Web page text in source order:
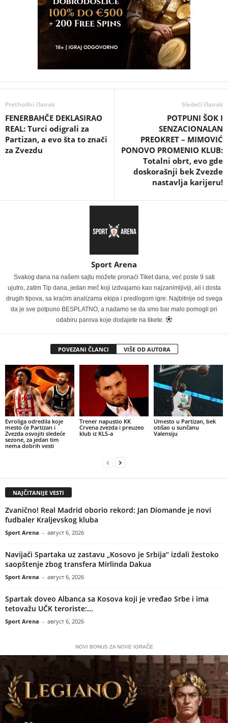
Prethodni članak
FENERBAHČE DEKLASIRAO
REAL: Turci odigrali za
Partizan, a evo šta to znači
za Zvezdu
Sledeći članak
POTPUNI ŠOK I
SENZACIONALAN
PREOKRET – MIMOVIĆ
PONOVO PROMENIO KLUB:
Totalni obrt, evo gde
doskorašnji bek Zvezde
nastavlja karijeru!
Sport Arena
Svakog dana na našem sajtu možete pronaći Tiket dana, već posle 9 sati
ujutro, zatim Tip dana, jedan meč koji izdvajamo kao najzanimljiviji, ali i dosta
drugih tipova, sa kraćim analizama ekipa i predlogom igre. Najbitnije od svega
da je sve potpuno BESPLATNO, a nadamo se da smo bar malo pomogli pri
odabiru parova koje dodajete na tikete.
POVEZANI ČLANCI VIŠE OD AUTORA
Evroliga odredila koje
mesto će Partizan i
Zvezda osvojiti sledeće
sezone, za jedan tim
nema dobrih vesti
Trener napustio KK
Crvena zvezda i preuzeo
klub iz KLS-a
Umesto u Partizan, bek
otišao u sunčanu
Valensiju
NAJČITANIJE VESTI
Zvanično! Real Madrid oborio rekord: Jan Diomande je novi
fudbaler Kraljevskog kluba
Sport Arena - август 6, 2026
Navijači Spartaka uz zastavu „Kosovo je Srbija“ izdali žestoko
saopštenje zbog transfera Mirlinda Dakua
Sport Arena - август 6, 2026
Spartak doveo Albanca sa Kosova koji je vređao Srbe i ima
tetovažu UČK teroriste:...
Sport Arena - август 6, 2026
NOVI BONUS ZA NOVE IGRAČE